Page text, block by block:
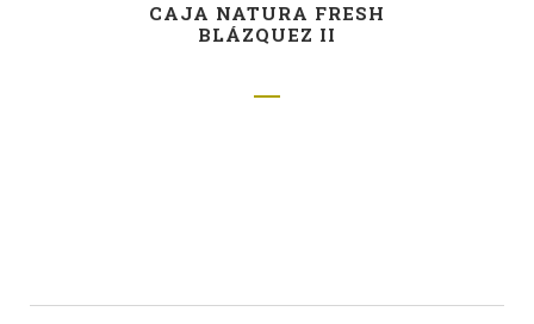
CAJA NATURA FRESH
BLÁZQUEZ II